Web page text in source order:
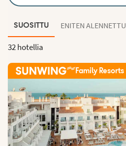
SUOSITTU ENITEN ALENNETTU
32 hotellia
Family Resorts